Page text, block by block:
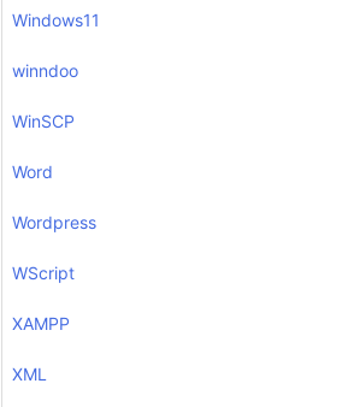
Windows11
winndoo
WinSCP
Word
Wordpress
WScript
XAMPP
XML